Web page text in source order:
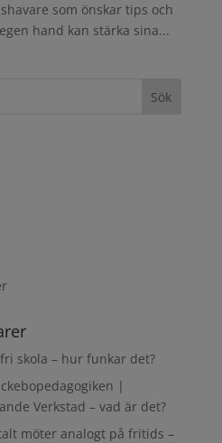
som önskar tips och
hand kan stärka sina...
skola – hur funkar det?
|
Verkstad – vad är det?
möter analogt på fritids –